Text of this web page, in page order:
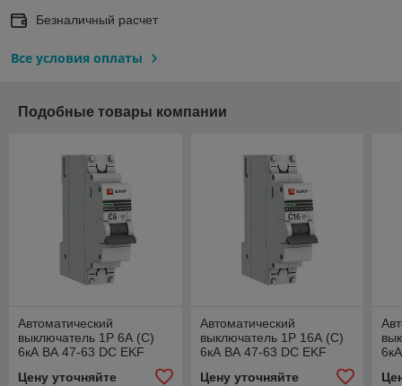
Безналичный расчет
Все условия оплаты
Подобные товары компании
Автоматический
выключатель 1P 6А (C)
6кА ВА 47-63 DC EKF
Цену уточняйте
Автоматический
выключатель 1P 16А (C)
6кА ВА 47-63 DC EKF
Цену уточняйте